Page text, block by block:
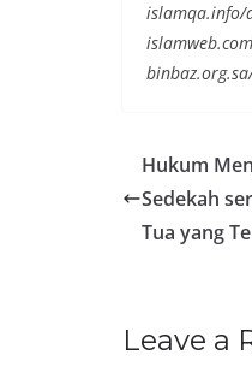
islamqa.info/
Hukum
Sedekah
Tua yang
Leave a